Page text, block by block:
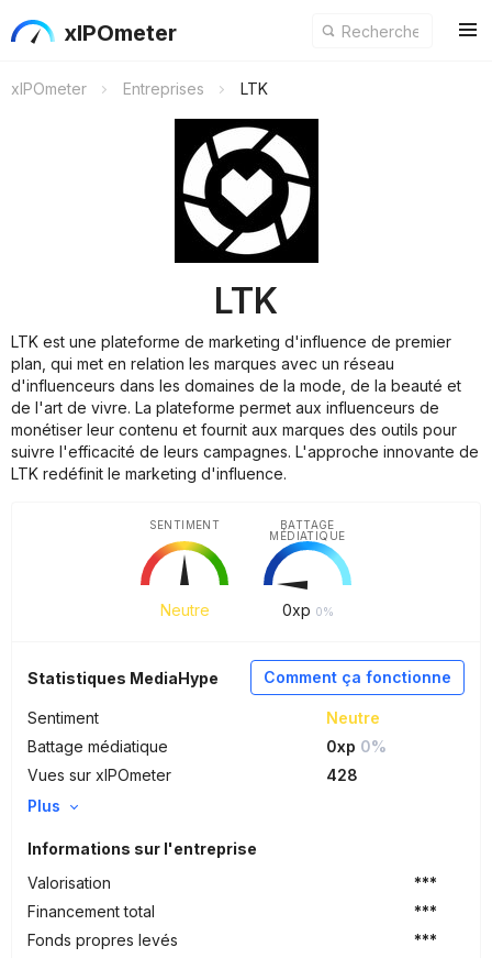
xIPOmeter
xIPOmeter Entreprises LTK
LTK
LTK est une plateforme de marketing d'influence de premier
plan, qui met en relation les marques avec un réseau
d'influenceurs dans les domaines de la mode, de la beauté et
de l'art de vivre. La plateforme permet aux influenceurs de
monétiser leur contenu et fournit aux marques des outils pour
suivre l'efficacité de leurs campagnes. L'approche innovante de
LTK redéfinit le marketing d'influence.
Neutre
SENTIMENT
0xp 0%
BATTAGE
MÉDIATIQUE
Comment ça fonctionne
Statistiques MediaHype
Sentiment
Neutre
Battage médiatique
0xp 0%
Vues sur xIPOmeter
428
Plus
Informations sur l'entreprise
Valorisation
***
Financement total
***
Fonds propres levés
***